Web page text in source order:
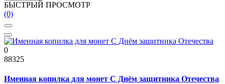
БЫСТРЫЙ ПРОСМОТР
(0)
0
88325
Именная копилка для монет С Днём защитника Отечества